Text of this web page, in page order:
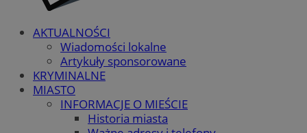
AKTUALNOŚCI
Wiadomości lokalne
Artykuły sponsorowane
KRYMINALNE
MIASTO
INFORMACJE O MIEŚCIE
Historia miasta